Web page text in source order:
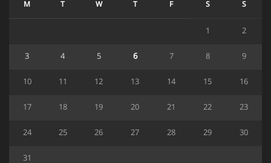
M T W T F S S
1 2
3 4 5 6 7 8 9
10 11 12 13 14 15 16
17 18 19 20 21 22 23
24 25 26 27 28 29 30
31